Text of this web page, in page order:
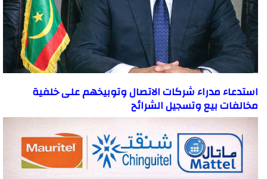
استدعاء مدراء شركات الاتصال وتوبيخهم على خلفية
مخالفات بيع وتسجيل الشرائح